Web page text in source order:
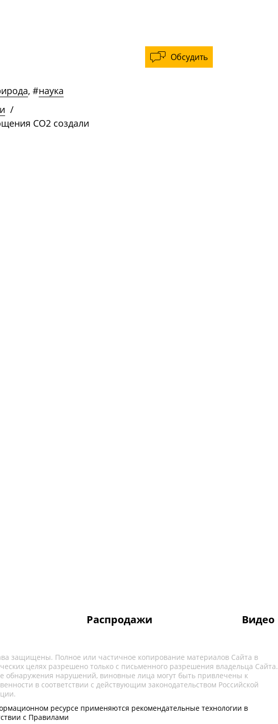
Обсудить
, #наука
/
CO2 создали
Распродажи Видео
защищены. Полное или частичное копирование материалов Сайта в
целях разрешено только с письменного разрешения владельца Сайта.
обнаружения нарушений, виновные лица могут быть привлечены к
в соответствии с действующим законодательством Российской
ресурсе применяются рекомендательные технологии в
с Правилами